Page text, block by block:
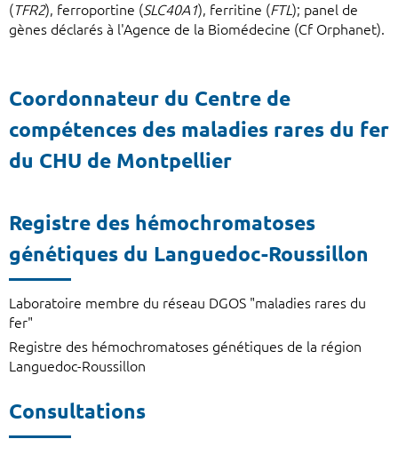
(TFR2), ferroportine (SLC40A1), ferritine (FTL); panel de
gènes déclarés à l'Agence de la Biomédecine (Cf Orphanet).
Coordonnateur du Centre de
compétences des maladies rares du fer
du CHU de Montpellier
Registre des hémochromatoses
génétiques du Languedoc-Roussillon
Laboratoire membre du réseau DGOS "maladies rares du
fer"
Registre des hémochromatoses génétiques de la région
Languedoc-Roussillon
Consultations